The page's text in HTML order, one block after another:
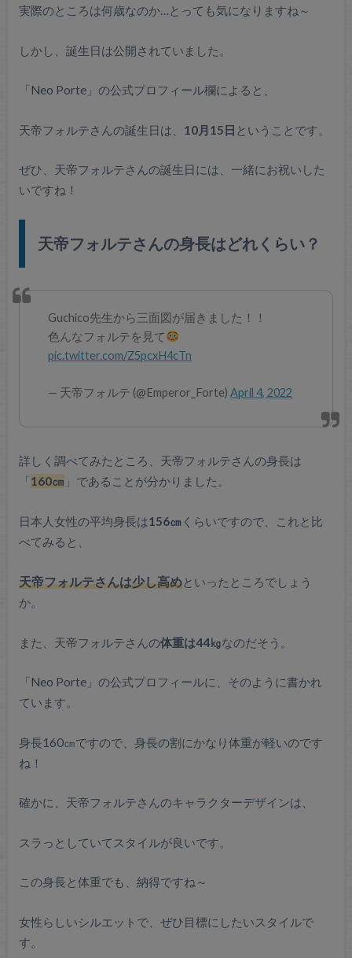
実際のところは何歳なのか…とっても気になりますね～
しかし、誕生日は公開されていました。
「Neo Porte」の公式プロフィール欄によると、
天帝フォルテさんの誕生日は、 10月15日 ということです。
ぜひ、天帝フォルテさんの誕生日には、一緒にお祝いした
いですね！
天帝フォルテさんの身長はどれくらい？
Guchico先生から三面図が届きました！！
色んなフォルテを見て
pic.twitter.com/Z5pcxH4cTn
— 天帝フォルテ (@Emperor_Forte)April 4, 2022
詳しく調べてみたところ、天帝フォルテさんの身長は
「160㎝ 」であることが分かりました。
日本人女性の平均身長は156㎝ くらいですので、これと比
べてみると、
天帝フォルテさんは少し高めといったところでしょう
か。
また、天帝フォルテさんの体重は44㎏なのだそう。
「Neo Porte」の公式プロフィールに、そのように書かれ
ています。
身長160㎝ですので、身長の割にかなり体重が軽いのです
ね！
確かに、天帝フォルテさんのキャラクターデザインは、
スラっとしていてスタイルが良いです。
この身長と体重でも、納得ですね～
女性らしいシルエットで、ぜひ目標にしたいスタイルで
す。